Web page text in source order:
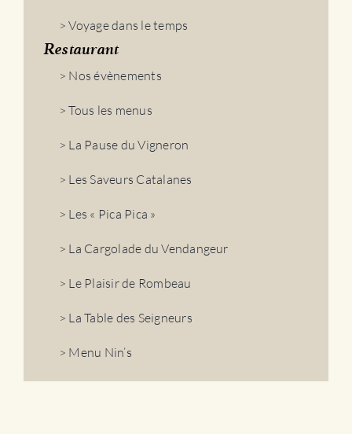
> Voyage dans le temps
Restaurant
> Nos évènements
> Tous les menus
> La Pause du Vigneron
> Les Saveurs Catalanes
> Les « Pica Pica »
> La Cargolade du Vendangeur
> Le Plaisir de Rombeau
> La Table des Seigneurs
> Menu Nin’s